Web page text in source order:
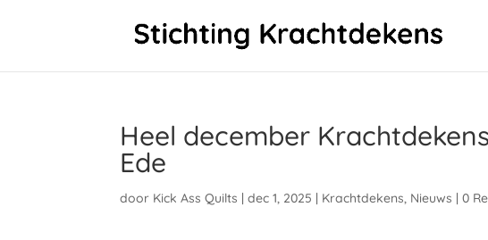
Heel december
Ede
door Kick Ass Quilts |dec 1, 2025 | Krachtdekens, Nieuws |0